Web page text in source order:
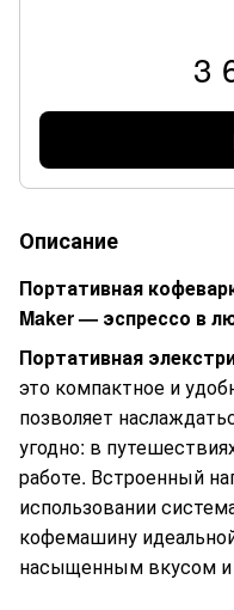
3
Описание
Портативная
Maker — эспрессо в
Портативная
это компактное и
позволяет
угодно: в
работе. Встроенный
использовании
кофемашину
насыщенным вкусом и